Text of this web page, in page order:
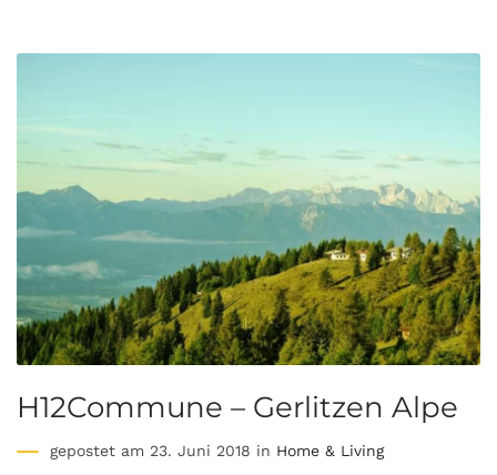
H12Commune – Gerlitzen Alpe
gepostet am 23. Juni 2018 in Home & Living